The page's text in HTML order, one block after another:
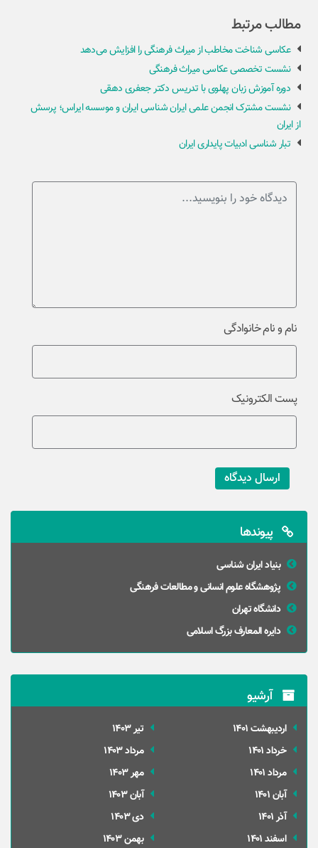
پیوندها
بنیاد ایران شناسی
پژوهشگاه علوم انسانی و مطالعات فرهنگی
دانشگاه تهران
دایره المعارف بزرگ اسلامی
آرشیو
ارديبهشت 1401
خرداد 1401
مرداد 1401
آبان 1401
آذر 1401
اسفند 1401
تير 1403
مرداد 1403
مهر 1403
آبان 1403
دی 1403
بهمن 1403
مطالب مرتبط
عکاسی شناخت مخاطب از میراث فرهنگی را افزایش می‌دهد
نشست تخصصی عکاسی میراث فرهنگی
دوره آموزش زبان پهلوی با تدریس دکتر جعفری دهقی
نشست مشترک انجمن علمی ایران شناسی ایران و موسسه ایراس؛ پرسش
از ایران
تبار شناسی ادبیات پایداری ایران
نام و نام خانوادگی
پست الکترونیک
ارسال دیدگاه